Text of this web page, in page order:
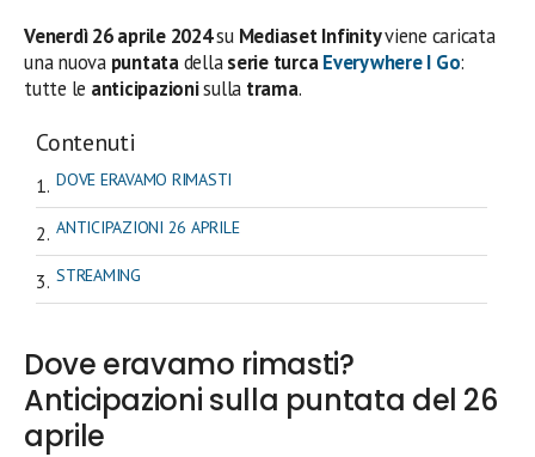
Venerdì 26 aprile 2024su Mediaset Infinityviene caricata
una nuova puntatadellaserie turca Everywhere I Go:
tutte le anticipazionisulla trama.
Contenuti
DOVE ERAVAMO RIMASTI
ANTICIPAZIONI 26 APRILE
STREAMING
Dove eravamo rimasti?
Anticipazioni sulla puntata del 26
aprile